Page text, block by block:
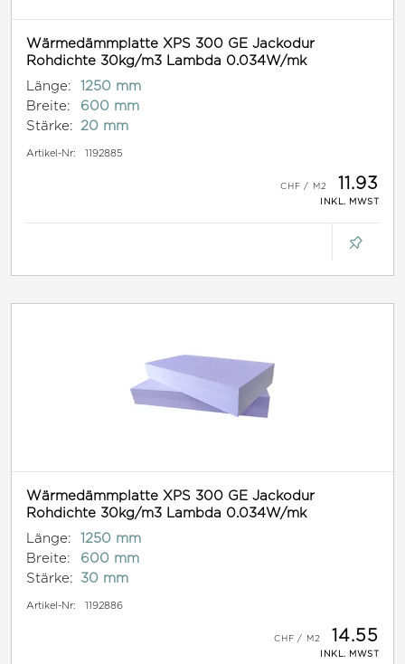
Wärmedämmplatte XPS 300 GE Jackodur
Rohdichte 30kg/m3 Lambda 0.034W/mk
Länge:
1250 mm
Breite:
600 mm
Stärke:
20 mm
Artikel-Nr: 1192885
11.93
INKL. MWST
Wärmedämmplatte XPS 300 GE Jackodur
Rohdichte 30kg/m3 Lambda 0.034W/mk
Länge:
1250 mm
Breite:
600 mm
Stärke:
30 mm
Artikel-Nr: 1192886
14.55
INKL. MWST